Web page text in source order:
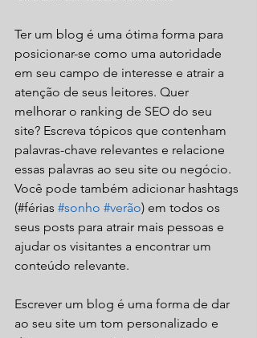
Ter um blog é uma ótima forma para
posicionar-se como uma autoridade
em seu campo de interesse e atrair a
atenção de seus leitores. Quer
melhorar o ranking de SEO do seu
site? Escreva tópicos que contenham
palavras-chave relevantes e relacione
essas palavras ao seu site ou negócio.
Você pode também adicionar hashtags
(#férias #sonho #verão) em todos os
seus posts para atrair mais pessoas e
ajudar os visitantes a encontrar um
conteúdo relevante.
Escrever um blog é uma forma de dar
ao seu site um tom personalizado e